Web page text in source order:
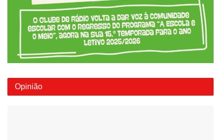
Opinião